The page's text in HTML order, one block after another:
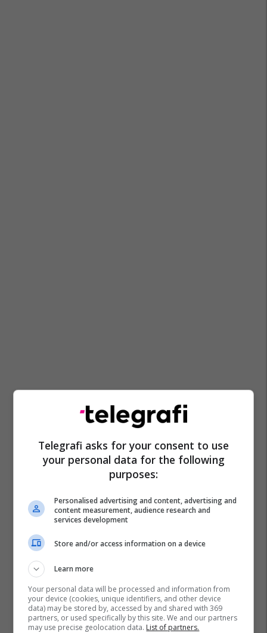
Telegrafi asks for your consent to use
your personal data for the following
purposes:
Personalised advertising and content, advertising and
content measurement, audience research and
services development
Store and/or access information on a device
Learn more
Your personal data will be processed and information from
your device (cookies, unique identifiers, and other device
data) may be stored by, accessed by and shared with 369
partners, or used specifically by this site. We and our partners
may use precise geolocation data. List of partners.